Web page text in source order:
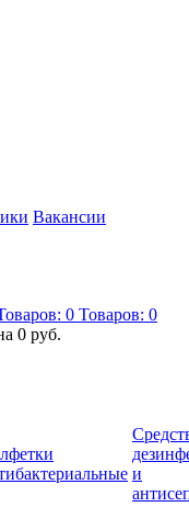
Вакансии
0 Товаров: 0
0 руб.
и